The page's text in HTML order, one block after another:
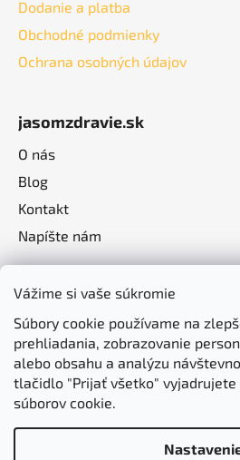
Vážime si vaše súkromie
Súbory cookie používame na
prehliadania, zobrazovanie
alebo obsahu a analýzu
tlačidlo "Prijať všetko" vyjadrujete
súborov cookie.
Dodanie a platba
Obchodné podmienky
Ochrana osobných údajov
jasomzdravie.sk
O nás
Blog
Kontakt
Napíšte nám